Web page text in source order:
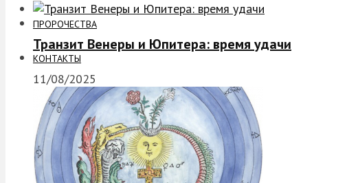
ПРОРОЧЕСТВА
КОНТАКТЫ
Транзит Венеры и Юпитера: время удачи
11/08/2025